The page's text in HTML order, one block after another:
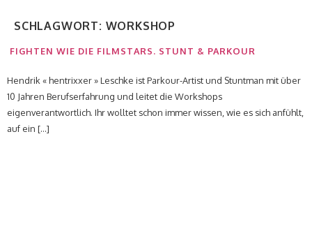
SCHLAGWORT: WORKSHOP
FIGHTEN WIE DIE FILMSTARS. STUNT & PARKOUR
Hendrik « hentrixxer » Leschke ist Parkour-Artist und Stuntman mit über
10 Jahren Berufserfahrung und leitet die Workshops
eigenverantwortlich. Ihr wolltet schon immer wissen, wie es sich anfühlt,
auf ein […]